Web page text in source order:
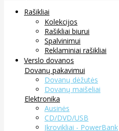
Rašikliai
Kolekcijos
Rašikliai biurui
Spalvinimui
Reklaminiai rašikliai
Verslo dovanos
Dovanų pakavimui
Dovanų dėžutės
Dovanų maišeliai
Elektronika
Ausinės
CD/DVD/USB
Įkrovikliai - PowerBank